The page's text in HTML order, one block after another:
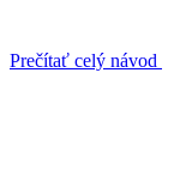
Prečítať celý návod